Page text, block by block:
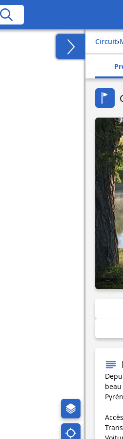
Circuit›